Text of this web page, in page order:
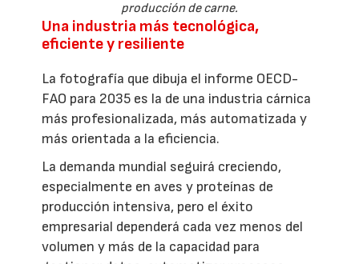
producción de carne.
Una industria más tecnológica,
eficiente y resiliente
La fotografía que dibuja el informe OECD-
FAO para 2035 es la de una industria cárnica
más profesionalizada, más automatizada y
más orientada a la eficiencia.
La demanda mundial seguirá creciendo,
especialmente en aves y proteínas de
producción intensiva, pero el éxito
empresarial dependerá cada vez menos del
volumen y más de la capacidad para